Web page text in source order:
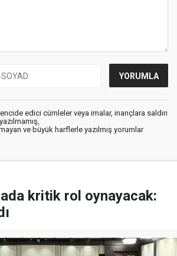
edici cümleler veya imalar, inançlara saldırı
ve büyük harflerle yazılmış yorumlar
kritik rol oynayacak: